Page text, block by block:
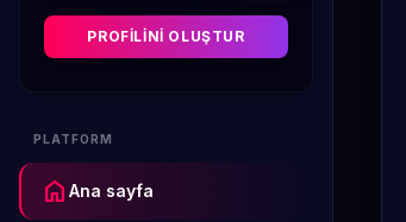
PROFILINI OLUŞTUR
PLATFORM
home Ana sayfa